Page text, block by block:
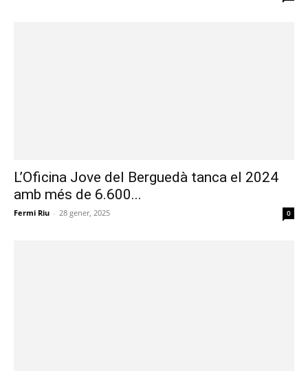
L’Oficina Jove del Berguedà tanca el 2024
amb més de 6.600...
Fermi Riu - 28 gener, 2025 0